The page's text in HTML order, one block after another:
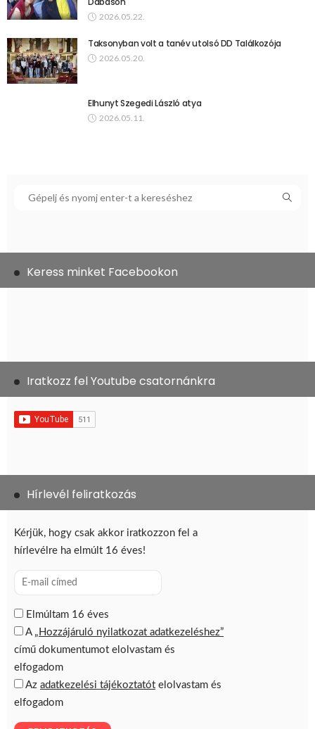
2026.05.22.
Taksonyban volt a tanév utolsó DD Találkozója
2026.05.20.
Elhunyt Szegedi László atya
2026.05.11.
Keress minket Facebookon
Iratkozz fel Youtube csatornánkra
Hírlevél feliratkozás